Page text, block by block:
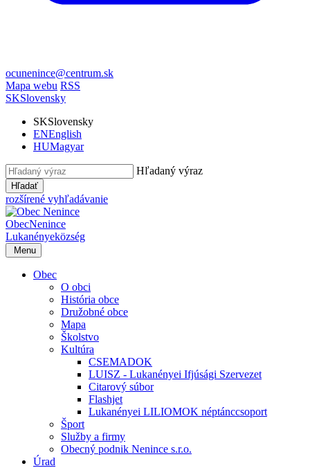
ocunenince@centrum.sk
Mapa webu RSS
SKSlovensky
SKSlovensky
ENEnglish
HUMagyar
Hľadaný výraz
Hľadať
rozšírené vyhľadávanie
ObecNenince
Lukanényeközség
Menu
Obec
O obci
História obce
Družobné obce
Mapa
Školstvo
Kultúra
CSEMADOK
LUISZ - Lukanényei Ifjúsági Szervezet
Citarový súbor
Flashjet
Lukanényei LILIOMOK néptánccsoport
Šport
Služby a firmy
Obecný podnik Nenince s.r.o.
Úrad